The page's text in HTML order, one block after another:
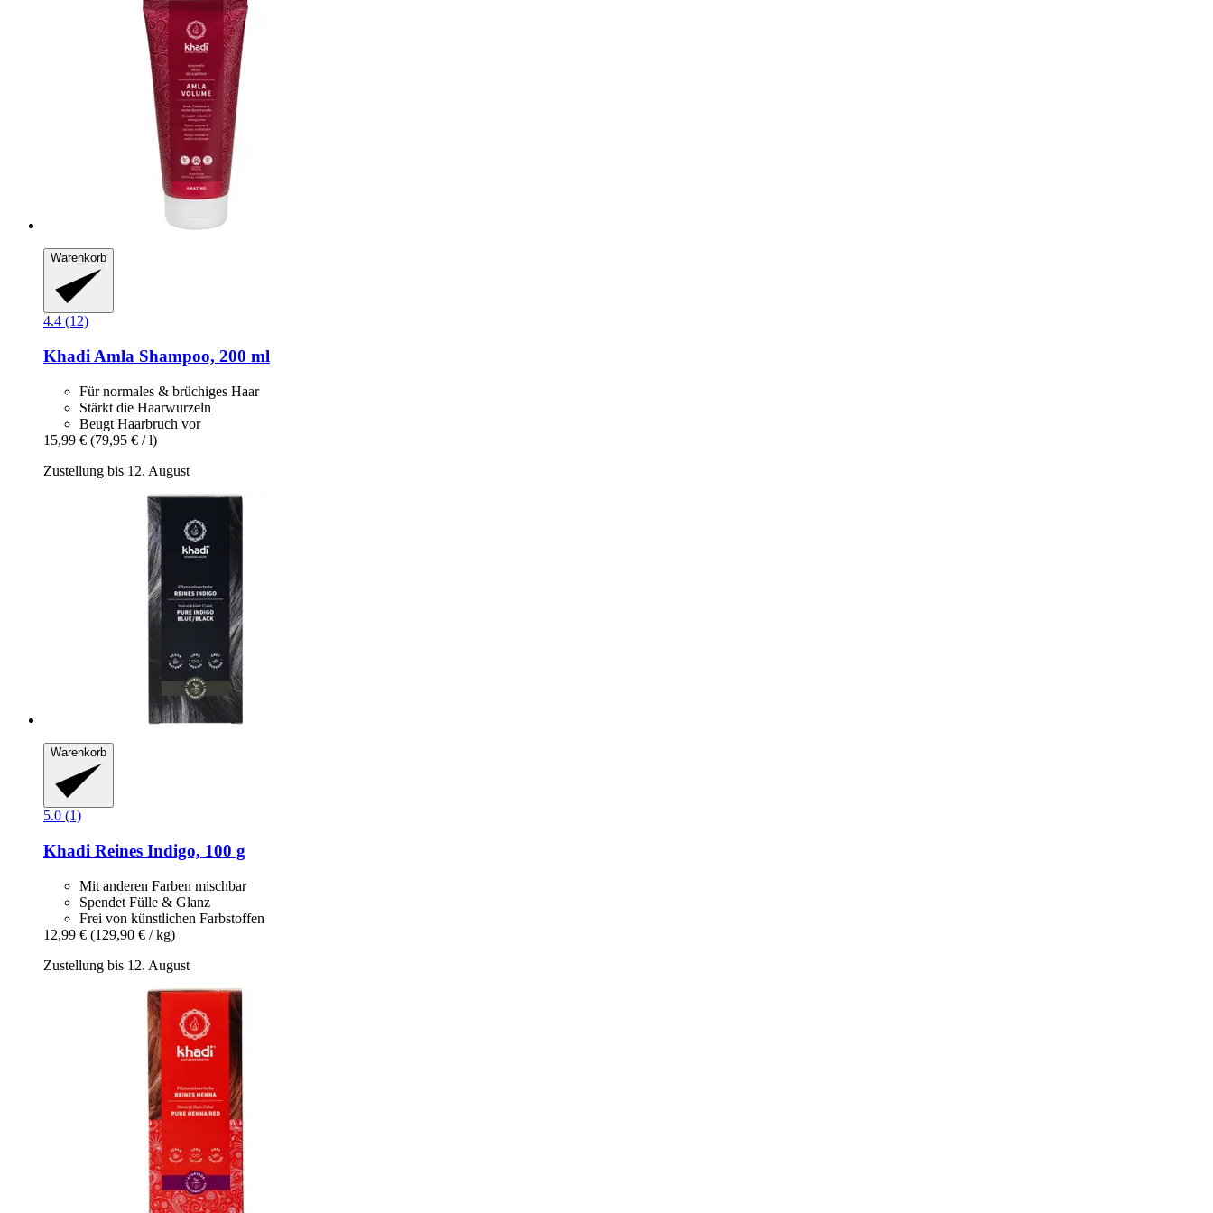
Warenkorb
4.4 (12)
Khadi Amla Shampoo, 200 ml
Für normales & brüchiges Haar
Stärkt die Haarwurzeln
Beugt Haarbruch vor
15,99 € (79,95 € / l)
Zustellung bis 12. August
Warenkorb
5.0 (1)
Khadi Reines Indigo, 100 g
Mit anderen Farben mischbar
Spendet Fülle & Glanz
Frei von künstlichen Farbstoffen
12,99 € (129,90 € / kg)
Zustellung bis 12. August